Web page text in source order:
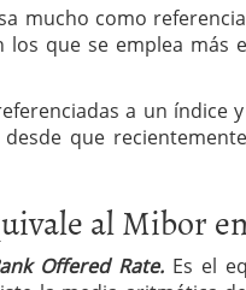
mucho como
que se emplea más
a un índice
que
al Mibor
Offered Rate. Es el